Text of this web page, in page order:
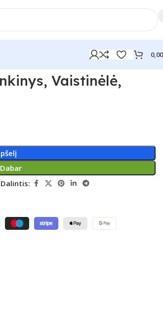
Vaistinėlė,
Dalintis: